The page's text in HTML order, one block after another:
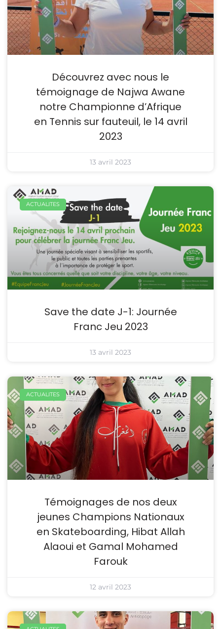
Découvrez avec nous le
témoignage de Najwa Awane
notre Championne d’Afrique
en Tennis sur fauteuil, le 14 avril
2023
13 avril 2023
ACTUALITES
Save the date J-1: Journée
Franc Jeu 2023
13 avril 2023
ACTUALITES
Témoignages de nos deux
jeunes Champions Nationaux
en Skateboarding, Hibat Allah
Alaoui et Gamal Mohamed
Farouk
12 avril 2023